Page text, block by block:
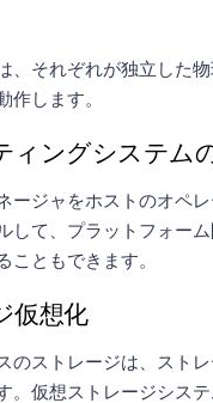
、それぞれが独立した
作します。
ィングシステム
ージャをホストのオペ
して、プラットフォー
こともできます。
仮想化
のストレージは、スト
。仮想ストレージシス